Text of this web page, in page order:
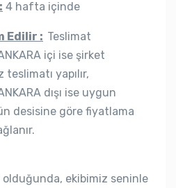
4 hafta içinde
Edilir : Teslimat
içi ise şirket
yapılır,
dışı ise uygun
desisine göre fiyatlama
olduğunda, ekibimiz seninle